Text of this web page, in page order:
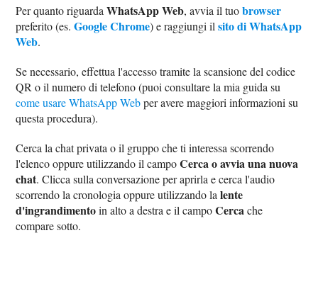
Per quanto riguardaWhatsApp Web, avvia il tuobrowser
preferito (es.Google Chrome) e raggiungi ilsito di WhatsApp
Web.
Se necessario, effettua l'accesso tramite la scansione del codice
QR o il numero di telefono (puoi consultare la mia guida su
come usare WhatsApp Webper avere maggiori informazioni su
questa procedura).
Cerca la chat privata o il gruppo che ti interessa scorrendo
l'elenco oppure utilizzando il campoCerca o avvia una nuova
chat. Clicca sulla conversazione per aprirla e cerca l'audio
scorrendo la cronologia oppure utilizzando lalente
d'ingrandimentoin alto a destra e il campoCercache
compare sotto.